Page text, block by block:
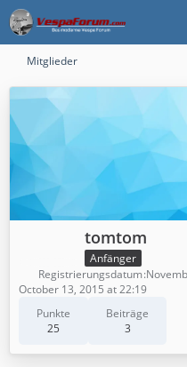
Mitglieder
tomtom
Anfänger
Punkte
25
Beiträge
3
Registrierungsdatum
October 13, 2015 at 22:19